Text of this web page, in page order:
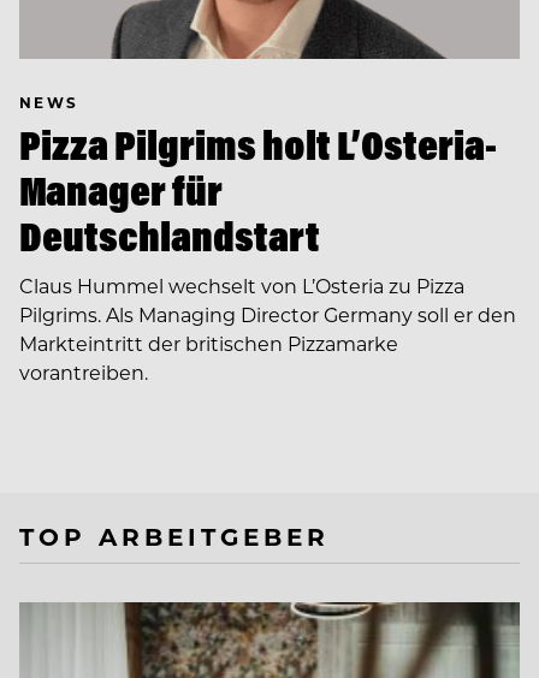
NEWS
Pizza Pilgrims holt L’Osteria-
Manager für
Deutschlandstart
Claus Hummel wechselt von L’Osteria zu Pizza
Pilgrims. Als Managing Director Germany soll er den
Markteintritt der britischen Pizzamarke
vorantreiben.
TOP ARBEITGEBER